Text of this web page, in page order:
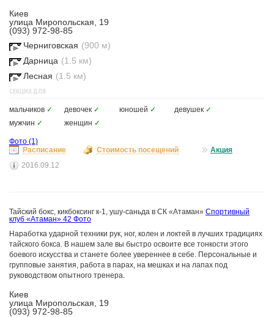
Киев
улица Миропольская, 19
(093) 972-98-85
Черниговская (900 м)
Дарница (1.5 км)
Лесная (1.5 км)
СЕКЦИЯ ДЛЯ
мальчиков ✓ девочек ✓ юношей ✓ девушек ✓
мужчин ✓ женщин ✓
Фото (1)
Расписание
Стоимость посещений
Акция
2016.09.12
Тайский бокс, кикбоксинг к-1, ушу-саньда в СК «Атаман» Спортивный
клуб «Атаман» 42 Фото
Наработка ударной техники рук, ног, колен и локтей в лучших традициях
тайского бокса. В нашем зале вы быстро освоите все тонкости этого
боевого искусства и станете более увереннее в себе. Персональные и
групповые занятия, работа в парах, на мешках и на лапах под
руководством опытного тренера.
Киев
улица Миропольская, 19
(093) 972-98-85